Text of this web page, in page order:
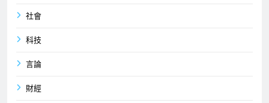
社會
科技
言論
財經